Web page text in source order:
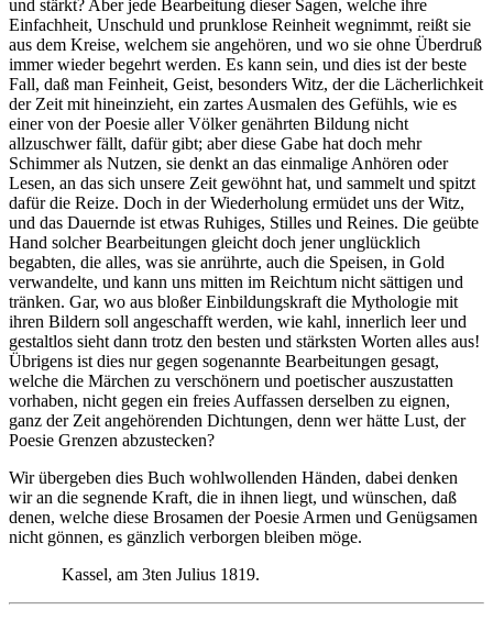
und stärkt? Aber jede Bearbeitung dieser Sagen, welche ihre
Einfachheit, Unschuld und prunklose Reinheit wegnimmt, reißt sie
aus dem Kreise, welchem sie angehören, und wo sie ohne Überdruß
immer wieder begehrt werden. Es kann sein, und dies ist der beste
Fall, daß man Feinheit, Geist, besonders Witz, der die Lächerlichkeit
der Zeit mit hineinzieht, ein zartes Ausmalen des Gefühls, wie es
einer von der Poesie aller Völker genährten Bildung nicht
allzuschwer fällt, dafür gibt; aber diese Gabe hat doch mehr
Schimmer als Nutzen, sie denkt an das einmalige Anhören oder
Lesen, an das sich unsere Zeit gewöhnt hat, und sammelt und spitzt
dafür die Reize. Doch in der Wiederholung ermüdet uns der Witz,
und das Dauernde ist etwas Ruhiges, Stilles und Reines. Die geübte
Hand solcher Bearbeitungen gleicht doch jener unglücklich
begabten, die alles, was sie anrührte, auch die Speisen, in Gold
verwandelte, und kann uns mitten im Reichtum nicht sättigen und
tränken. Gar, wo aus bloßer Einbildungskraft die Mythologie mit
ihren Bildern soll angeschafft werden, wie kahl, innerlich leer und
gestaltlos sieht dann trotz den besten und stärksten Worten alles aus!
Übrigens ist dies nur gegen sogenannte Bearbeitungen gesagt,
welche die Märchen zu verschönern und poetischer auszustatten
vorhaben, nicht gegen ein freies Auffassen derselben zu eignen,
ganz der Zeit angehörenden Dichtungen, denn wer hätte Lust, der
Poesie Grenzen abzustecken?
Wir übergeben dies Buch wohlwollenden Händen, dabei denken
wir an die segnende Kraft, die in ihnen liegt, und wünschen, daß
denen, welche diese Brosamen der Poesie Armen und Genügsamen
nicht gönnen, es gänzlich verborgen bleiben möge.
Kassel, am 3ten Julius 1819.